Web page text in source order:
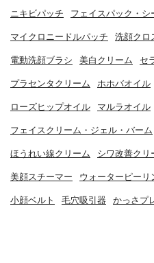
ニキビパッチ フェイスパック・シ
マイクロニードルパッチ 洗顔クロ
電動洗顔ブラシ 美白クリーム セ
プラセンタクリーム ホホバオイル
ローズヒップオイル マルラオイル
フェイスクリーム・ジェル・バーム
ほうれい線クリーム シワ改善クリ
美顔スチーマー ウォーターピーリ
小顔ベルト 毛穴吸引器 かっさプ